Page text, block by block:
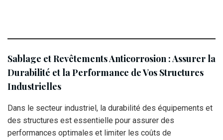
Sablage et Revêtements Anticorrosion : Assurer la
Durabilité et la Performance de Vos Structures
Industrielles
Dans le secteur industriel, la durabilité des équipements et
des structures est essentielle pour assurer des
performances optimales et limiter les coûts de